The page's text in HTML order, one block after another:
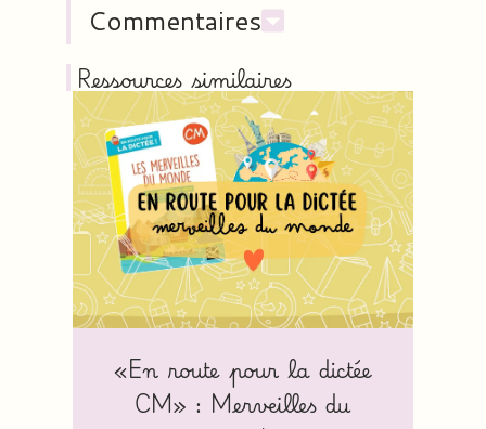
Commentaires
Ressources similaires
«En route pour la dictée
CM» : Merveilles du